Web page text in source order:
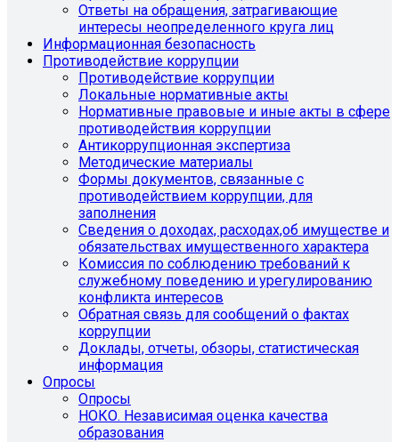
Ответы на обращения, затрагивающие
интересы неопределенного круга лиц
Информационная безопасность
Противодействие коррупции
Противодействие коррупции
Локальные нормативные акты
Нормативные правовые и иные акты в сфере
противодействия коррупции
Антикоррупционная экспертиза
Методические материалы
Формы документов, связанные с
противодействием коррупции, для
заполнения
Сведения о доходах, расходах,об имуществе и
обязательствах имущественного характера
Комиссия по соблюдению требований к
служебному поведению и урегулированию
конфликта интересов
Обратная связь для сообщений о фактах
коррупции
Доклады, отчеты, обзоры, статистическая
информация
Опросы
Опросы
НОКО. Независимая оценка качества
образования